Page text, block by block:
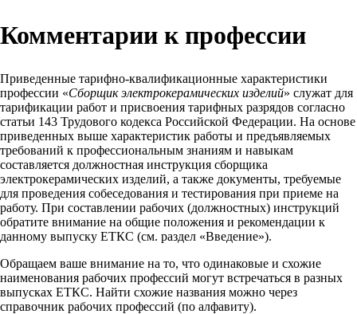
Комментарии к профессии
Приведенные тарифно-квалификационные характеристики
профессии «Сборщик электрокерамических изделий» служат для
тарификации работ и присвоения тарифных разрядов согласно
статьи 143 Трудового кодекса Российской Федерации. На основе
приведенных выше характеристик работы и предъявляемых
требований к профессиональным знаниям и навыкам
составляется должностная инструкция сборщика
электрокерамических изделий, а также документы, требуемые
для проведения собеседования и тестирования при приеме на
работу. При составлении рабочих (должностных) инструкций
обратите внимание на общие положения и рекомендации к
данному выпуску ЕТКС (см. раздел «Введение»).
Обращаем ваше внимание на то, что одинаковые и схожие
наименования рабочих профессий могут встречаться в разных
выпусках ЕТКС. Найти схожие названия можно через
справочник рабочих профессий (по алфавиту).